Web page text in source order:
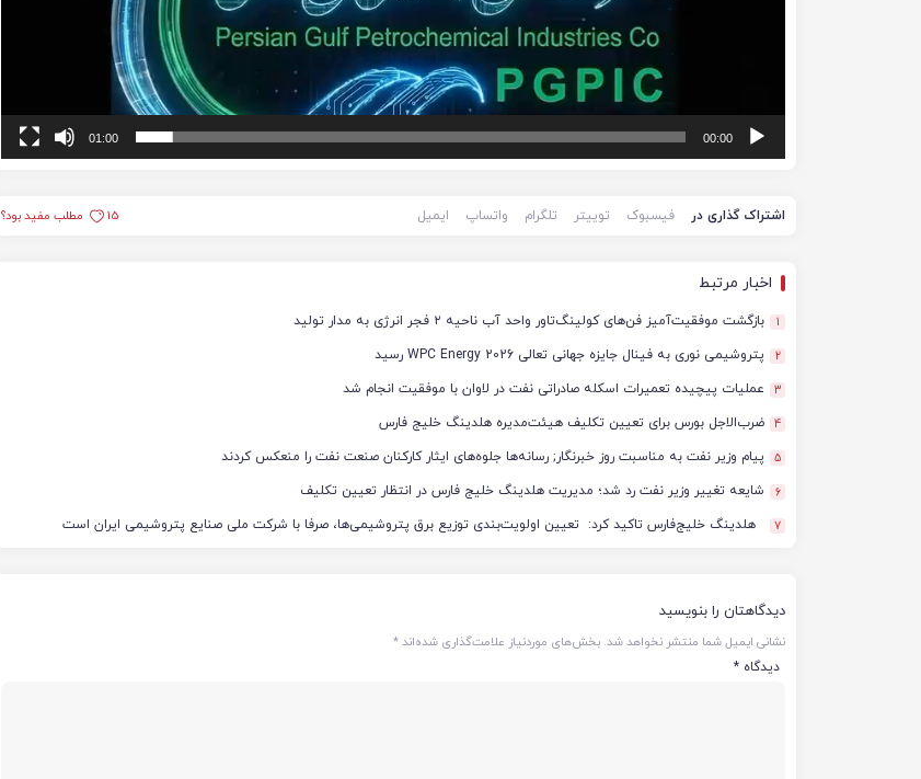
00:00
01:00
اشتراک گذاری در فیسبوک توییتر تلگرام واتساپ ایمیل 15 مطلب مفید بود؟
اخبار مرتبط
1 بازگشت موفقیت‌آمیز فن‌های کولینگ‌تاور واحد آب ناحیه ۲ فجر انرژی به مدار تولید
2 پتروشیمی نوری به فینال جایزه جهانی تعالی WPC Energy 2026 رسید
3 عملیات پیچیده تعمیرات اسکله صادراتی نفت در لاوان با موفقیت انجام شد
4 ضرب‌الاجل بورس برای تعیین تکلیف هیئت‌مدیره هلدینگ خلیج فارس
5 پیام وزیر نفت به مناسبت روز خبرنگار; رسانه‌ها جلوه‌های ایثار کارکنان صنعت نفت را منعکس کردند
6 شایعه تغییر وزیر نفت رد شد؛ مدیریت هلدینگ خلیج فارس در انتظار تعیین تکلیف
7 هلدینگ خلیج‌فارس تاکید کرد: تعیین اولویت‌بندی توزیع برق پتروشیمی‌ها، صرفا با شرکت ملی صنایع پتروشیمی ایران است
دیدگاهتان را بنویسید
نشانی ایمیل شما منتشر نخواهد شد. بخش‌های موردنیاز علامت‌گذاری شده‌اند*
دیدگاه *